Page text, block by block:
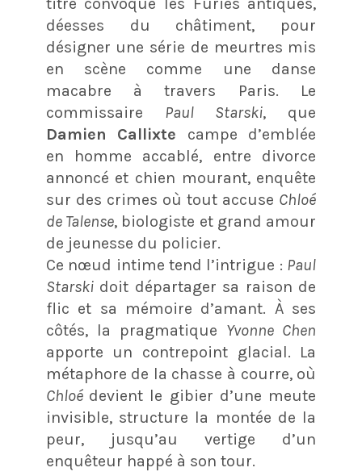
déesses du châtiment, pour
désigner une série de meurtres mis
en scène comme une danse
macabre à travers Paris. Le
commissaire Paul Starski, que
Damien Callixte campe d’emblée
en homme accablé, entre divorce
annoncé et chien mourant, enquête
sur des crimes où tout accuse Chloé
de Talense, biologiste et grand amour
de jeunesse du policier.
Ce nœud intime tend l’intrigue : Paul
Starskidoit départager sa raison de
flic et sa mémoire d’amant. À ses
côtés, la pragmatique Yvonne Chen
apporte un contrepoint glacial. La
métaphore de la chasse à courre, où
Chloé devient le gibier d’une meute
invisible, structure la montée de la
peur, jusqu’au vertige d’un
enquêteur happé à son tour.